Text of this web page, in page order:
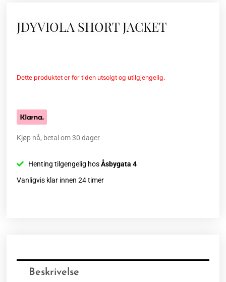
JDYVIOLA SHORT JACKET
Dette produktet er for tiden utsolgt og utilgjengelig.
Kjøp nå, betal om 30 dager
Henting tilgengelig hosÅsbygata 4
Vanligvis klar innen 24 timer
Beskrivelse